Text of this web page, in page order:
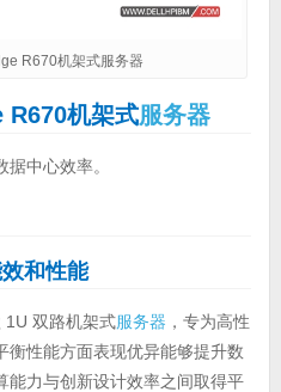
R670机架式服务器
机架式服务器
中心效率。
和性能
1U 双路机架式服务器 ，专为高性
衡性能方面表现优异能够提升数
能力与创新设计效率之间取得平